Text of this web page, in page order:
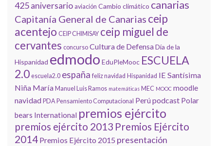
425 aniversario aviación Cambio climático canarias
Capitanía General de Canarias ceip
acentejo CEIP CHIMISAY ceip miguel de
cervantes concurso Cultura de DefensaDía de la
Hispanidad edmodo EduPleMooc ESCUELA
2.0 escuela2.0 españa feliz navidad Hispanidad IE Santísima
Niña María Manuel Luis Ramos matemáticas MEC MOOC moodle
navidad PDA Pensamiento Computacional Perú podcast Polar
bears International premios ejército
premios ejército 2013 Premios Ejército
2014 Premios Ejército 2015 presentación